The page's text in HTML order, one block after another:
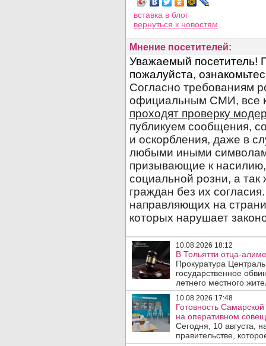
вставка в блог
вернуться к новостям
Мнение посетителей:
10.08.2026 18:12
В Тольятти отца-
Прокуратура
государственное
летнего местного
10.08.2026 17:48
Готовность
на оперативном
Сегодня, 10 августа,
правительстве,